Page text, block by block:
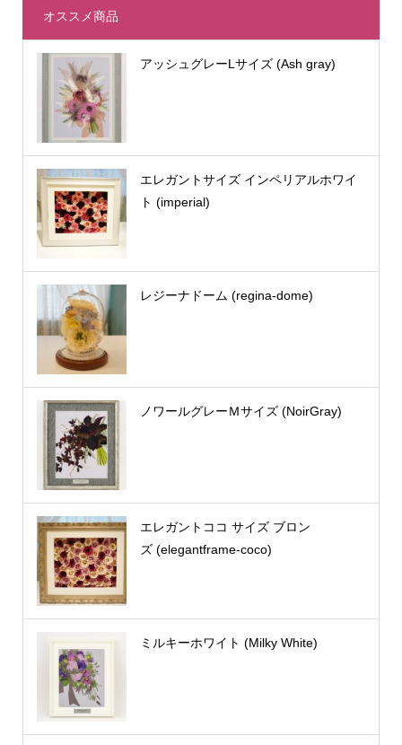
オススメ商品
アッシュグレーLサイズ (Ash gray)
エレガントサイズ インペリアルホワイ
ト (imperial)
レジーナドーム (regina-dome)
ノワールグレーＭサイズ (NoirGray)
エレガントココ サイズ ブロン
ズ (elegantframe-coco)
ミルキーホワイト (Milky White)